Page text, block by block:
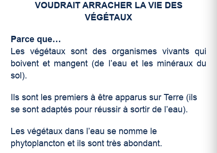
VOUDRAIT ARRACHER LA VIE DES
VÉGÉTAUX
Parce que…
Les végétaux sont des organismes vivants qui
boivent et mangent (de l’eau et les minéraux du
sol).
Ils sont les premiers à être apparus sur Terre (ils
se sont adaptés pour réussir à sortir de l’eau).
Les végétaux dans l’eau se nomme le
phytoplancton et ils sont très abondant.